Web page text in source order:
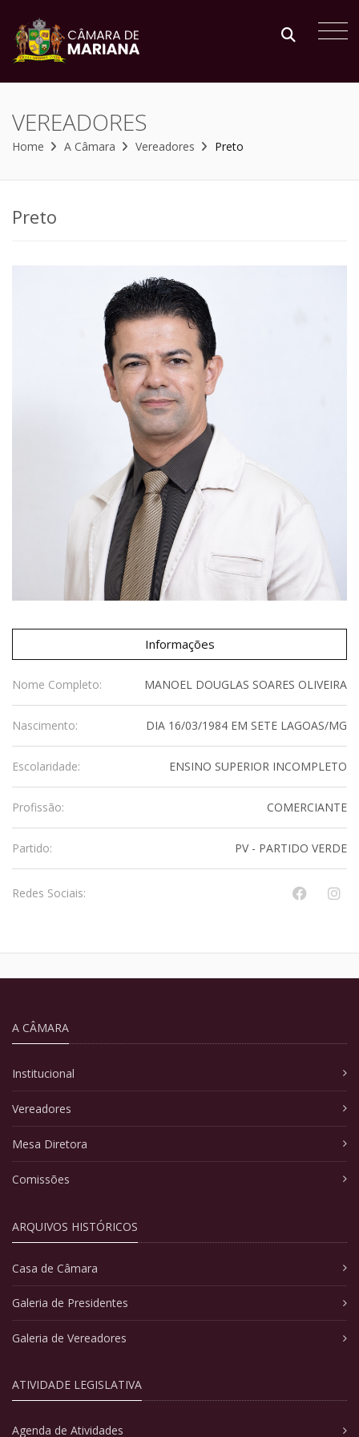
VEREADORES
Home A Câmara Vereadores Preto
Preto
Informações
Nome Completo: MANOEL DOUGLAS SOARES OLIVEIRA
Nascimento: DIA 16/03/1984 EM SETE LAGOAS/MG
Escolaridade: ENSINO SUPERIOR INCOMPLETO
Profissão: COMERCIANTE
Partido: PV - PARTIDO VERDE
Redes Sociais:
A CÂMARA
Institucional
Vereadores
Mesa Diretora
Comissões
ARQUIVOS HISTÓRICOS
Casa de Câmara
Galeria de Presidentes
Galeria de Vereadores
ATIVIDADE LEGISLATIVA
Agenda de Atividades